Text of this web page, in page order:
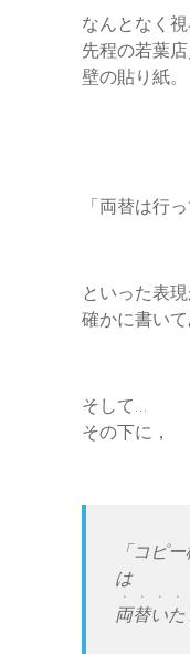
なんとなく
先程の若葉
壁の貼り紙。
「両替は行
といった表現
確かに書いて
そして…
その下に，
「コピ
は
両替い
・・・・